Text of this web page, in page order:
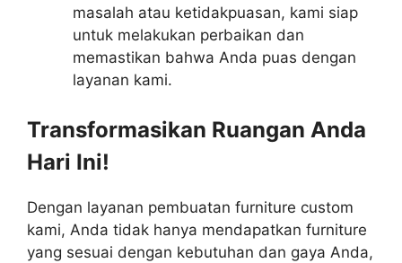
masalah atau ketidakpuasan, kami siap
untuk melakukan perbaikan dan
memastikan bahwa Anda puas dengan
layanan kami.
Transformasikan Ruangan Anda
Hari Ini!
Dengan layanan pembuatan furniture custom
kami, Anda tidak hanya mendapatkan furniture
yang sesuai dengan kebutuhan dan gaya Anda,